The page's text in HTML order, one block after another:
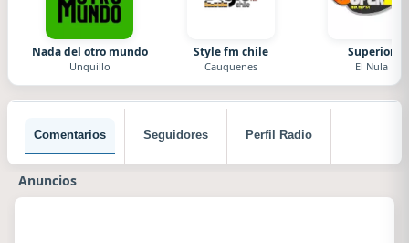
Nada del otro mundo
Unquillo
Style fm chile
Cauquenes
Superior
El Nula
Comentarios Seguidores Perfil Radio
Anuncios